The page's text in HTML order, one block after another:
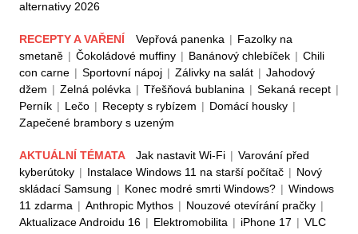
alternativy 2026
RECEPTY A VAŘENÍ Vepřová panenka | Fazolky na
smetaně | Čokoládové muffiny | Banánový chlebíček | Chili
con carne | Sportovní nápoj | Zálivky na salát | Jahodový
džem | Zelná polévka | Třešňová bublanina | Sekaná recept |
Perník | Lečo | Recepty s rybízem | Domácí housky |
Zapečené brambory s uzeným
AKTUÁLNÍ TÉMATA Jak nastavit Wi-Fi | Varování před
kyberútoky | Instalace Windows 11 na starší počítač | Nový
skládací Samsung | Konec modré smrti Windows? | Windows
11 zdarma | Anthropic Mythos | Nouzové otevírání pračky |
Aktualizace Androidu 16 | Elektromobilita | iPhone 17 | VLC